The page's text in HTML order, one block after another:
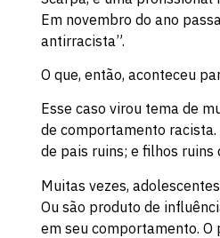
Em novembro do ano
antirracista”.
O que, então, aconteceu
Esse caso virou tema de
de comportamento
de pais ruins; e filhos ruins
Muitas vezes,
Ou são produto de
em seu comportamento.